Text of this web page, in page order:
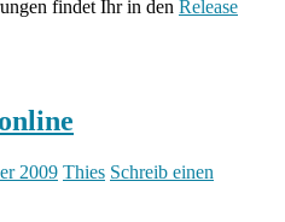
findet Ihr in den Release
2009 Thies Schreib einen